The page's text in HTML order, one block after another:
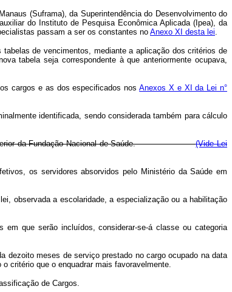
(Suframa), da Superintendência do Desenvolvimento do
do Instituto de Pesquisa Econômica Aplicada (Ipea), da
passam a ser os constantes no Anexo XI desta lei.
de vencimentos, mediante a aplicação dos critérios de
tabela seja correspondente à que anteriormente ocupava,
cargos e as dos especificados nosAnexos X e XI da Lei n°
identificada, sendo considerada também para cálculo
superior da Fundação Nacional de Saúde.(Vide Lei
os servidores absorvidos pelo Ministério da Saúde em
observada a escolaridade, a especialização ou a habilitação
que serão incluídos, considerar-se-á classe ou categoria
dezoito meses de serviço prestado no cargo ocupado na data
critério que o enquadrar mais favoravelmente.
de Cargos.